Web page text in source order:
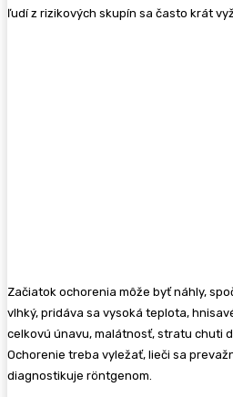
ľudí z rizikových skupín sa často krát
Začiatok ochorenia môže byť náhly,
vlhký, pridáva sa vysoká teplota,
celkovú únavu, malátnosť, stratu chuti
Ochorenie treba vyležať, lieči sa
diagnostikuje röntgenom.